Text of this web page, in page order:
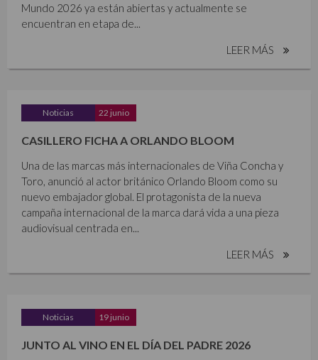
Mundo 2026 ya están abiertas y actualmente se
encuentran en etapa de...
LEER MÁS
Noticias 22 junio
CASILLERO FICHA A ORLANDO BLOOM
Una de las marcas más internacionales de Viña Concha y
Toro, anunció al actor británico Orlando Bloom como su
nuevo embajador global. El protagonista de la nueva
campaña internacional de la marca dará vida a una pieza
audiovisual centrada en...
LEER MÁS
Noticias 19 junio
JUNTO AL VINO EN EL DÍA DEL PADRE 2026